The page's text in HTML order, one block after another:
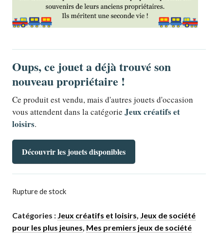
Oups, ce jouet a déjà trouvé son
nouveau propriétaire !
Ce produit est vendu, mais d'autres jouets d'occasion
vous attendent dans la catégorie Jeux créatifs et
loisirs.
Découvrir les jouets disponibles
Rupture de stock
Catégories : Jeux créatifs et loisirs Jeux de société
pour les plus jeunes Mes premiers jeux de société